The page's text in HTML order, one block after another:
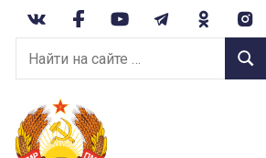
Найти
на
сайте: